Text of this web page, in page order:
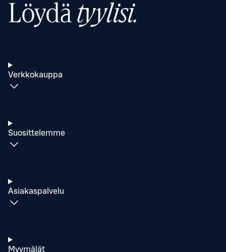
Löydätyylisi.
Verkkokauppa
Suosittelemme
Asiakaspalvelu
Myymälät